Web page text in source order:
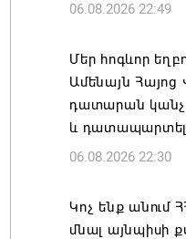
06.08.2026 22:49
Մեր հոգևոր
Ամենայն
դատարան
և
06.08.2026 22:30
Կոչ ենք անում
մնալ այնպիսի